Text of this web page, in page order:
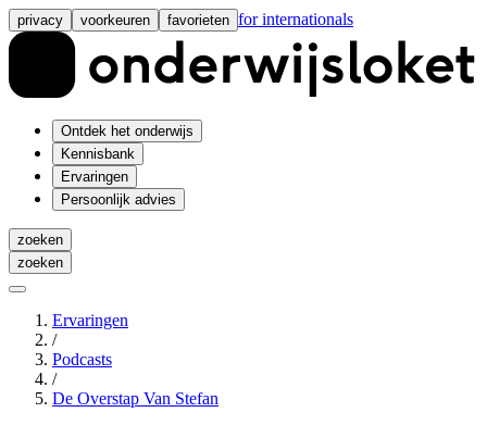
privacy voorkeuren favorieten for internationals
Ontdek het onderwijs
Kennisbank
Ervaringen
Persoonlijk advies
zoeken
zoeken
Ervaringen
/
Podcasts
/
De Overstap Van Stefan